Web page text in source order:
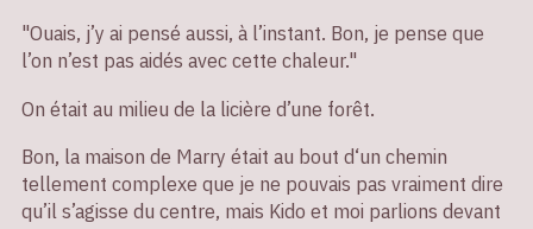
"Ouais, j’y ai pensé aussi, à l’instant. Bon, je pense que
l’on n’est pas aidés avec cette chaleur."
On était au milieu de la licière d’une forêt.
Bon, la maison de Marry était au bout d‘un chemin
tellement complexe que je ne pouvais pas vraiment dire
qu’il s’agisse du centre, mais Kido et moi parlions devant